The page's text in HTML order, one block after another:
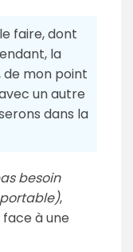
faire, dont
la
mon point
un autre
dans la
besoin
,
à une